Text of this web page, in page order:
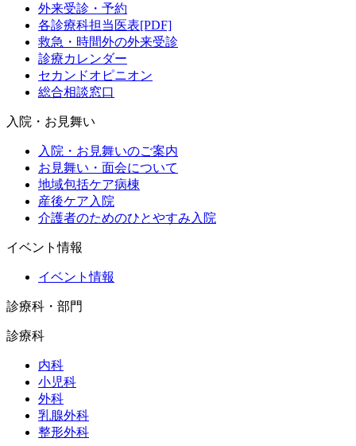
外来受診・予約
各診療科担当医表[PDF]
救急・時間外の外来受診
診療カレンダー
セカンドオピニオン
総合相談窓口
入院・お見舞い
入院・お見舞いのご案内
お見舞い・面会について
地域包括ケア病棟
産後ケア入院
介護者のためのひとやすみ入院
イベント情報
イベント情報
診療科・部門
診療科
内科
小児科
外科
乳腺外科
整形外科